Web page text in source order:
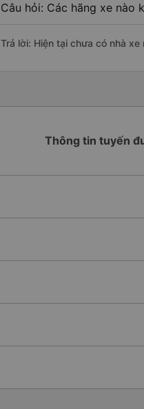
Câu hỏi: Các hãng xe nào
Trả lời: Hiện tại chưa có nhà
Thông tin tuyến